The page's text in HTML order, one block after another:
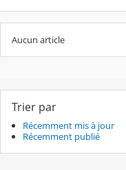
Aucun article
Trier par
Récemment mis à jour
Récemment publié